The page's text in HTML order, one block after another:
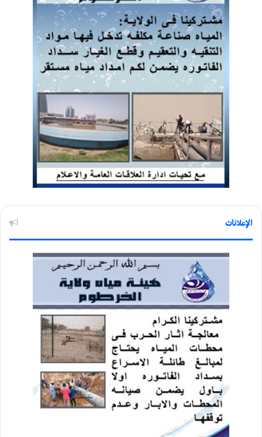
الإعلانات